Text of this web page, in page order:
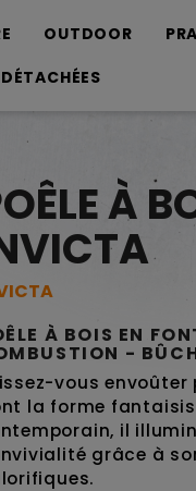
OUTDOOR
À
À BOIS EN
-
vous envoûter
la forme
il
grâce à